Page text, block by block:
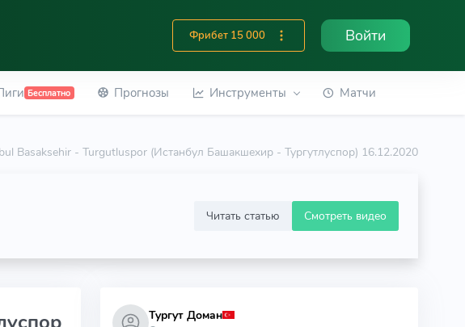
Фрибет 15 000 Войти
Бесплатно Прогнозы Инструменты Матчи
Basaksehir - Turgutluspor (Истанбул Башакшехир - Тургутлуспор) 16.12.2020
Читать статью Смотреть видео
Тургут Доман